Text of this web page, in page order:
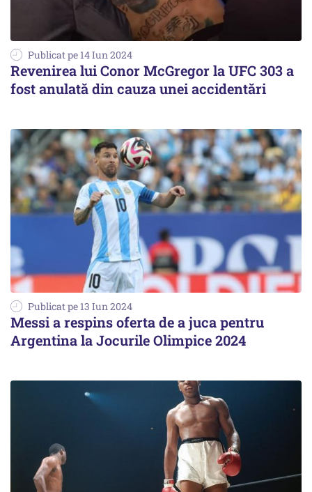
Publicat pe 14 Iun 2024
Revenirea lui Conor McGregor la UFC 303 a
fost anulată din cauza unei accidentări
Publicat pe 13 Iun 2024
Messi a respins oferta de a juca pentru
Argentina la Jocurile Olimpice 2024